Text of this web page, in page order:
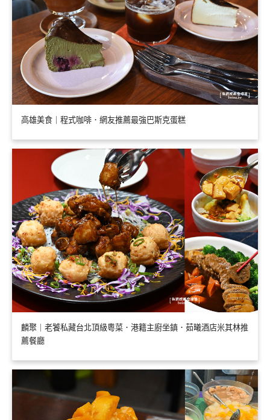
高雄美食｜程式咖啡．網友推薦最強巴斯克蛋糕
麟聚｜老饕私藏台北頂級粵菜．港籍主廚坐鎮．茹曦酒店米其林推
薦餐廳